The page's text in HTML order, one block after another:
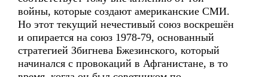
войны, которые создают американские СМИ.
Но этот текущий нечестивый союз воскрешён
и опирается на союз 1978-79, основанный
стратегией Збигнева Бжезинского, который
начинался с провокаций в Афганистане, в то